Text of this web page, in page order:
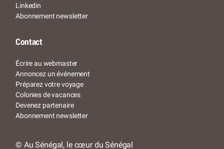
Linkedin
Abonnement newsletter
Contact
Écrire au webmaster
Annoncez un événement
Préparez votre voyage
Colonies de vacances
Devenez partenaire
Abonnement newsletter
© Au Sénégal, le cœur du Sénégal